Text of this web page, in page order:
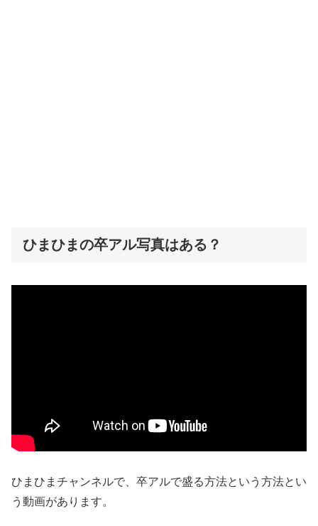
ひまひまの卒アル写真はある？
ひまひまチャンネルで、卒アルで盛る方法という方法とい
う動画があります。